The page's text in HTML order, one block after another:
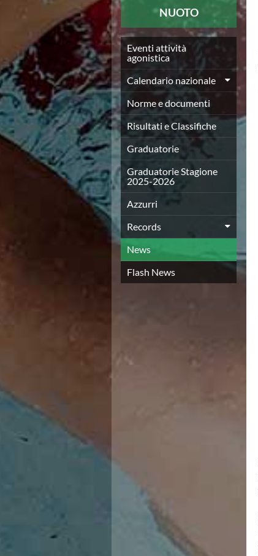
News
Flash News
Europei a modo Mei
Nuoto
Eventi attività agonistica
Calendario nazionale
Norme e documenti
Risultati e Classifiche
Graduatorie
Graduatorie Stagione 2025-2026
Azzurri
Records
News
Flash News
Pallanuoto
Norme e documenti
Le Nazionali
Coppa Italia
Campionato A1 Maschile
Campionato A1 Femminile
Campionato A2 Maschile
CoMeN Cup
Flash News
Artistico
Eventi
Norme e documenti
Risultati e Classifiche
NUOTO
Eventi attività
agonistica
Calendario nazionale
Norme e documenti
Risultati e Classifiche
Graduatorie
Graduatorie Stagione
2025-2026
Azzurri
Records
News
Flash News